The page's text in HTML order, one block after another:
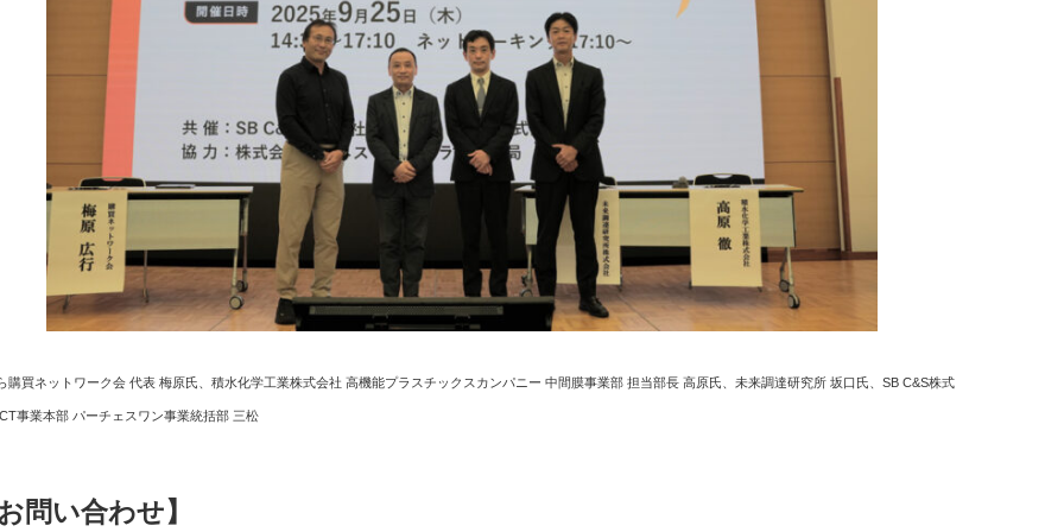
購買ネットワーク会 代表 梅原氏、積水化学工業株式会社 高機能プラスチックスカンパニー 中間膜事業部 担当部長 高原氏、未来調達研究所 坂口氏、SB C&S株式
事業本部 パーチェスワン事業統括部 三松
お問い合わせ】